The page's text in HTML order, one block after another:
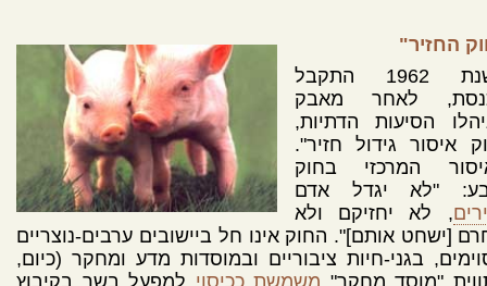
החזיר"
בשנת 1962 התקבל
לאחר מאבק
הסיעות הדתיות,
איסור גידול חזיר".
המרכזי בחוק
"לא יגדל אדם
, לא יחזיקם ולא
[ישחט אותם]". החוק אינו חל ביישובים ערבים-נוצריים
בגני-חיות ציבוריים ובמוסדות מדע ומחקר (כיום,
"מוסד מחקר" משמשת ככיסוי למפעל בשר בקיבוץ